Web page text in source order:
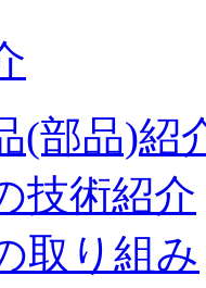
(部品)紹
技術紹介
取り組み